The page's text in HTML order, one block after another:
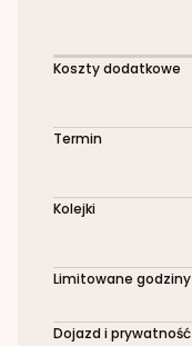
Koszty dodatkowe
Termin
Kolejki
Limitowane godziny
Dojazd i prywatność